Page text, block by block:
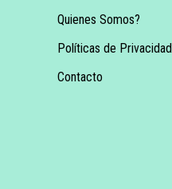
Quienes Somos?
Políticas de Privacidad
Contacto